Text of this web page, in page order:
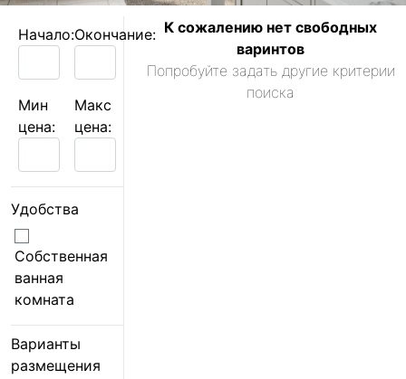
Начало:Окончание:
Мин
цена:
Макс
цена:
Удобства
Собственная
ванная
комната
Варианты
размещения
К сожалению нет свободных
варинтов
Попробуйте задать другие критерии
поиска